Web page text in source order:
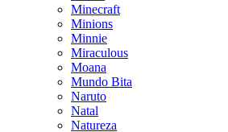
Minecraft
Minions
Minnie
Miraculous
Moana
Mundo Bita
Naruto
Natal
Natureza